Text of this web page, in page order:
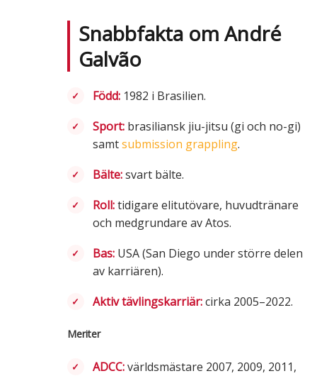
Snabbfakta om André
Galvão
Född:1982 i Brasilien.
Sport:brasiliansk jiu-jitsu (gi och no-gi)
samtsubmission grappling.
Bälte:svart bälte.
Roll:tidigare elitutövare, huvudtränare
och medgrundare av Atos.
Bas:USA (San Diego under större delen
av karriären).
Aktiv tävlingskarriär:cirka 2005–2022.
Meriter
ADCC:världsmästare 2007, 2009, 2011,